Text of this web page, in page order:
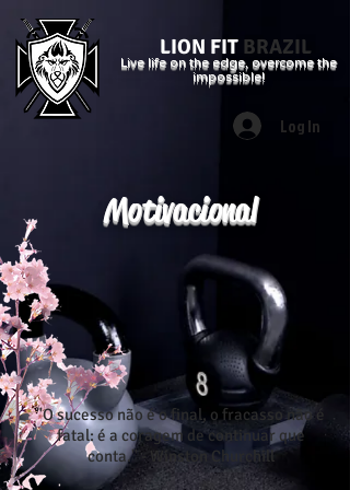
LION FIT BRAZIL
Live life on the edge, overcome the
impossible!
Log In
Motivacional
"O sucesso não é o final, o fracasso não é
fatal: é a coragem de continuar que
conta." - Winston Churchill